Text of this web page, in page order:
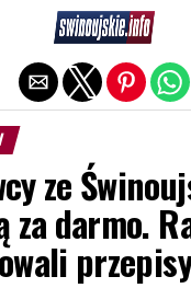
ze
za darmo.
przepisy
Exit mobile version